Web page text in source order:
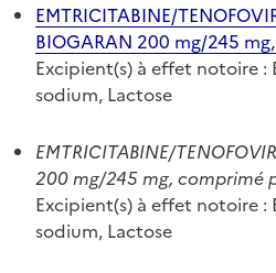
EMTRICITABINE/
BIOGARAN 200 mg/245
Excipient(s) à effet notoire :
sodium, Lactose
EMTRICITABINE/
200 mg/245 mg, comprimé
Excipient(s) à effet notoire :
sodium, Lactose